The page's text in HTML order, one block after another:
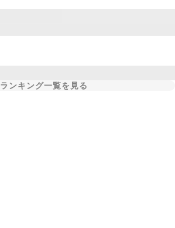
ランキング一覧を見る